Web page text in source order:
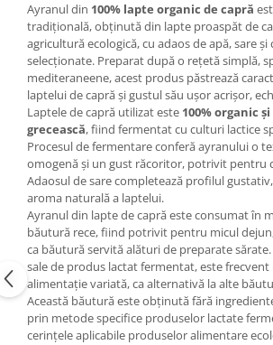
Ayranul din 100% lapte organic de capră
tradițională, obținută din lapte proaspăt de
agricultură ecologică, cu adaos de apă, sare
selecționate. Preparat după o rețetă simplă,
mediteraneene, acest produs păstrează
laptelui de capră și gustul său ușor acrișor,
Laptele de capră utilizat este 100% organic
grecească, fiind fermentat cu culturi lactice
Procesul de fermentare conferă ayranului o
omogenă și un gust răcoritor, potrivit pentru
Adaosul de sare completează profilul
aroma naturală a laptelui.
Ayranul din lapte de capră este consumat în
băutură rece, fiind potrivit pentru micul
ca băutură servită alături de preparate
sale de produs lactat fermentat, este
alimentație variată, ca alternativă la alte
Această băutură este obținută fără
prin metode specifice produselor lactate
cerințele aplicabile produselor alimentare